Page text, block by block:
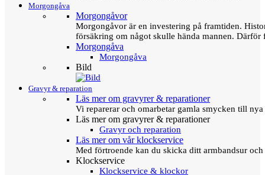
Morgongåva
Morgongåvor
Morgongåvor är en investering på framtiden.
försäkring om något skulle hända mannen.
Morgongåva
Morgongåva
Bild
Gravyr & reparation
Läs mer om gravyrer & reparationer
Vi reparerar och omarbetar gamla smycken till
Läs mer om gravyrer & reparationer
Gravyr och reparation
Läs mer om vår klockservice
Med förtroende kan du skicka ditt armbandsur
Klockservice
Klockservice & klockor